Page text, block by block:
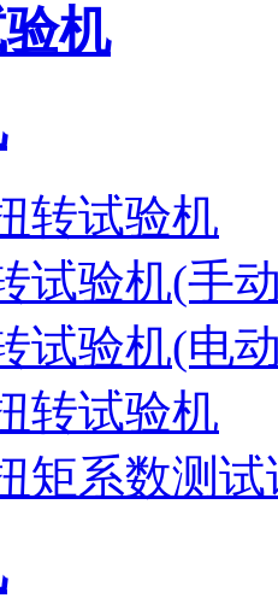
机
转试验机
试验机(手
试验机(电
转试验机
矩系数测